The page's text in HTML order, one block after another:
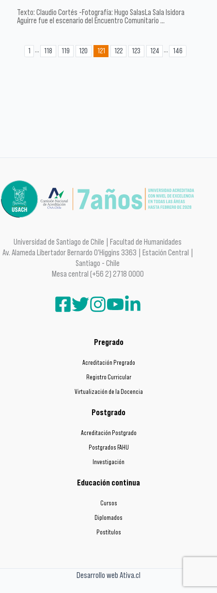
Texto: Claudio Cortés -Fotografía: Hugo SalasLa Sala Isidora
Aguirre fue el escenario del Encuentro Comunitario …
1 ... 118 119 120 121 122 123 124 ... 146
Universidad de Santiago de Chile | Facultad de Humanidades
Av. Alameda Libertador Bernardo O'Higgins 3363 | Estación Central |
Santiago - Chile
Mesa central (+56 2) 2718 0000
Pregrado
Acreditación Pregrado
Registro Curricular
Virtualización de la Docencia
Postgrado
Acreditación Postgrado
Postgrados FAHU
Investigación
Educación continua
Cursos
Diplomados
Postítulos
Desarrollo web Ativa.cl